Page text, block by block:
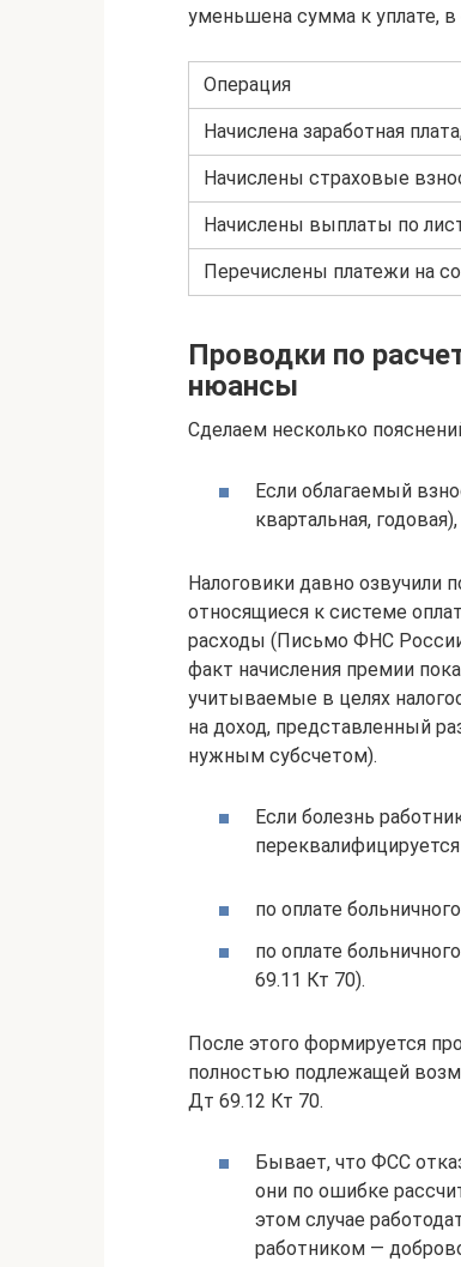
уменьшена сумма к уплате,
Операция
Начислена заработная
Начислены страховые
Начислены выплаты по
Перечислены платежи на
Проводки по
нюансы
Сделаем несколько
Если облагаемый
квартальная,
Налоговики давно озвучили
относящиеся к системе
расходы (Письмо ФНС
факт начисления премии
учитываемые в целях
на доход, представленный
нужным субсчетом).
Если болезнь
по оплате
по оплате
69.11 Кт 70).
После этого формируется
полностью подлежащей
Дт 69.12 Кт 70.
Бывает, что ФСС
они по ошибке
этом случае
работником —